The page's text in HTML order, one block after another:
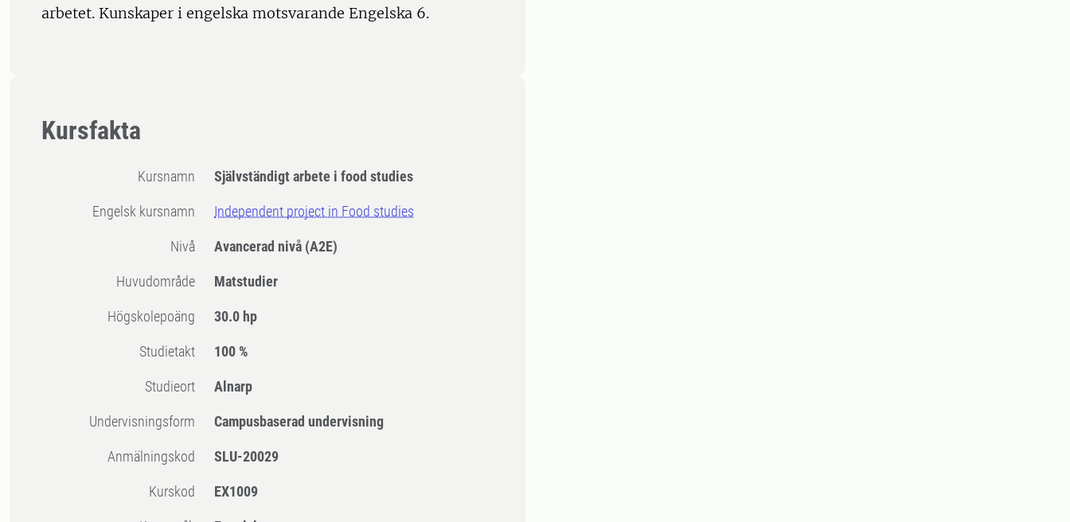
arbetet. Kunskaper i engelska motsvarande Engelska 6.
Kursfakta
Kursnamn Självständigt arbete i food studies
Engelsk kursnamn Independent project in Food studies
Nivå Avancerad nivå (A2E)
Huvudområde Matstudier
högskolepoäng 30.0 hp
Studietakt 100 %
Studieort Alnarp
Undervisningsform Campusbaserad undervisning
Anmälningskod SLU-20029
Kurskod EX1009